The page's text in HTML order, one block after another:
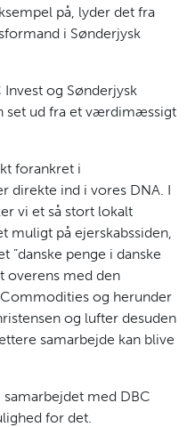
på, lyder det fra
i Sønderjysk
Invest og Sønderjysk
set ud fra et værdimæssigt
forankret i
direkte ind i vores DNA. I
vi et så stort lokalt
muligt på ejerskabssiden,
”danske penge i danske
overens med den
og herunder
og lufter desuden
samarbejde kan blive
med DBC
for det.